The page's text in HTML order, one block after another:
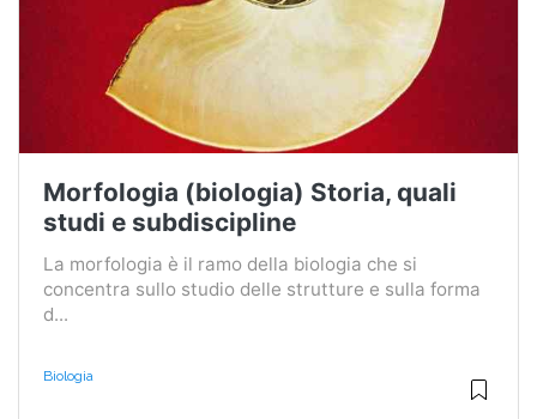
Morfologia (biologia) Storia, quali
studi e subdiscipline
La morfologia è il ramo della biologia che si
concentra sullo studio delle strutture e sulla forma
d...
Biologia